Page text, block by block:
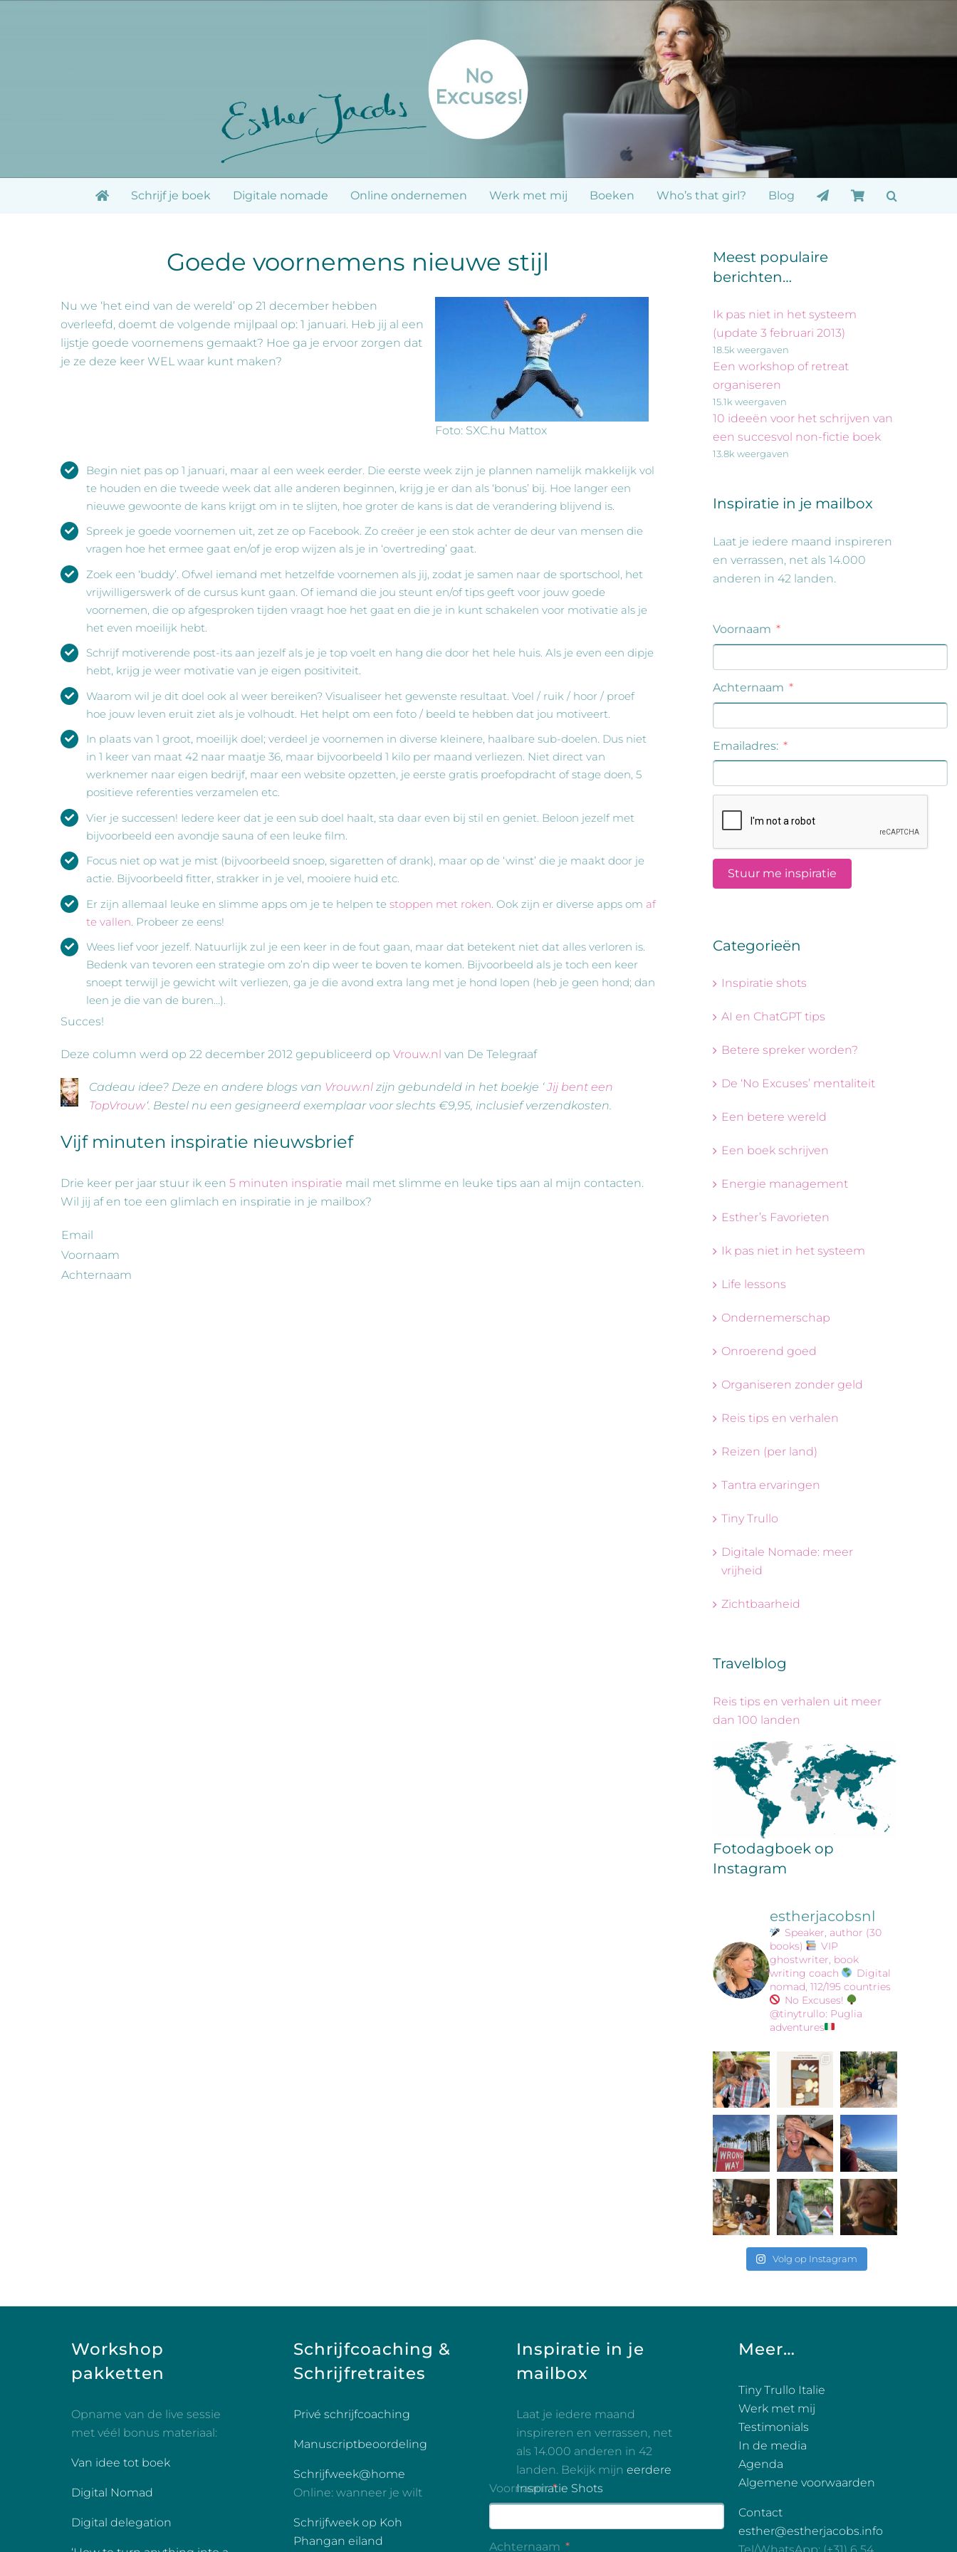
Schrijf je boek Digitale nomade Online ondernemen Werk met mij Boeken Who’s that girl? Blog
Goede voornemens nieuwe stijl
Foto: SXC.hu Mattox
Nu we ‘het eind van de wereld’ op 21 december hebben
overleefd, doemt de volgende mijlpaal op: 1 januari. Heb jij al een
lijstje goede voornemens gemaakt? Hoe ga je ervoor zorgen dat
je ze deze keer WEL waar kunt maken?
Begin niet pas op 1 januari, maar al een week eerder. Die eerste week zijn je plannen namelijk makkelijk vol
te houden en die tweede week dat alle anderen beginnen, krijg je er dan als ‘bonus’ bij. Hoe langer een
nieuwe gewoonte de kans krijgt om in te slijten, hoe groter de kans is dat de verandering blijvend is.
Spreek je goede voornemen uit, zet ze op Facebook. Zo creëer je een stok achter de deur van mensen die
vragen hoe het ermee gaat en/of je erop wijzen als je in ‘overtreding’ gaat.
Zoek een ‘buddy’. Ofwel iemand met hetzelfde voornemen als jij, zodat je samen naar de sportschool, het
vrijwilligerswerk of de cursus kunt gaan. Of iemand die jou steunt en/of tips geeft voor jouw goede
voornemen, die op afgesproken tijden vraagt hoe het gaat en die je in kunt schakelen voor motivatie als je
het even moeilijk hebt.
Schrijf motiverende post-its aan jezelf als je je top voelt en hang die door het hele huis. Als je even een dipje
hebt, krijg je weer motivatie van je eigen positiviteit.
Waarom wil je dit doel ook al weer bereiken? Visualiseer het gewenste resultaat. Voel / ruik / hoor / proef
hoe jouw leven eruit ziet als je volhoudt. Het helpt om een foto / beeld te hebben dat jou motiveert.
In plaats van 1 groot, moeilijk doel; verdeel je voornemen in diverse kleinere, haalbare sub-doelen. Dus niet
in 1 keer van maat 42 naar maatje 36, maar bijvoorbeeld 1 kilo per maand verliezen. Niet direct van
werknemer naar eigen bedrijf, maar een website opzetten, je eerste gratis proefopdracht of stage doen, 5
positieve referenties verzamelen etc.
Vier je successen! Iedere keer dat je een sub doel haalt, sta daar even bij stil en geniet. Beloon jezelf met
bijvoorbeeld een avondje sauna of een leuke film.
Focus niet op wat je mist (bijvoorbeeld snoep, sigaretten of drank), maar op de ‘winst’ die je maakt door je
actie. Bijvoorbeeld fitter, strakker in je vel, mooiere huid etc.
Er zijn allemaal leuke en slimme apps om je te helpen te stoppen met roken . Ook zijn er diverse apps om af
te vallen . Probeer ze eens!
Wees lief voor jezelf. Natuurlijk zul je een keer in de fout gaan, maar dat betekent niet dat alles verloren is.
Bedenk van tevoren een strategie om zo’n dip weer te boven te komen. Bijvoorbeeld als je toch een keer
snoept terwijl je gewicht wilt verliezen, ga je die avond extra lang met je hond lopen (heb je geen hond; dan
leen je die van de buren…).
Succes!
Deze column werd op 22 december 2012 gepubliceerd op Vrouw.nl van De Telegraaf
Cadeau idee? Deze en andere blogs van Vrouw.nlzijn gebundeld in het boekje ‘Jij bent een
TopVrouw‘. Bestel nu een gesigneerd exemplaar voor slechts €9,95, inclusief verzendkosten.
Vijf minuten inspiratie nieuwsbrief
Drie keer per jaar stuur ik een 5 minuten inspiratie mail met slimme en leuke tips aan al mijn contacten.
Wil jij af en toe een glimlach en inspiratie in je mailbox?
Email
Voornaam
Achternaam
Meest populaire
berichten…
Ik pas niet in het systeem
(update 3 februari 2013)
18.5k weergaven
Een workshop of retreat
organiseren
15.1k weergaven
10 ideeën voor het schrijven van
een succesvol non-fictie boek
13.8k weergaven
Inspiratie in je mailbox
Laat je iedere maand inspireren
en verrassen, net als 14.000
anderen in 42 landen.
Categorieën
Inspiratie shots
AI en ChatGPT tips
Betere spreker worden?
De ‘No Excuses’ mentaliteit
Een betere wereld
Een boek schrijven
Energie management
Esther’s Favorieten
Ik pas niet in het systeem
Life lessons
Ondernemerschap
Onroerend goed
Organiseren zonder geld
Reis tips en verhalen
Reizen (per land)
Tantra ervaringen
Tiny Trullo
Digitale Nomade: meer
vrijheid
Zichtbaarheid
Travelblog
Reis tips en verhalen uit meer
dan 100 landen
Fotodagboek op
Instagram
estherjacobsnl
Speaker, author (30
books)
VIP
ghostwriter, book
writing coach
Digital
nomad, 112/195 countries
No Excuses!
@tinytrullo: Puglia
adventures
Volg op Instagram
Workshop
pakketten
Opname van de live sessie
met véél bonus materiaal:
Van idee tot boek
Digital Nomad
Digital delegation
Schrijfcoaching &
Schrijfretraites
Privé schrijfcoaching
Manuscriptbeoordeling
Schrijfweek@home
Online: wanneer je wilt
Schrijfweek op Koh
Phangan eiland
Inspiratie in je
mailbox
Laat je iedere maand
inspireren en verrassen, net
als 14.000 anderen in 42
landen. Bekijk mijn eerdere
Inspiratie Shots
Meer…
Tiny Trullo Italie
Werk met mij
Testimonials
In de media
Agenda
Algemene voorwaarden
Contact
esther@estherjacobs.info